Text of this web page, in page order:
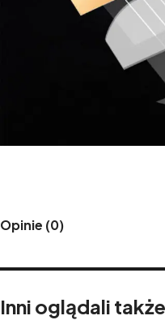
Opinie (0)
Inni oglądali także